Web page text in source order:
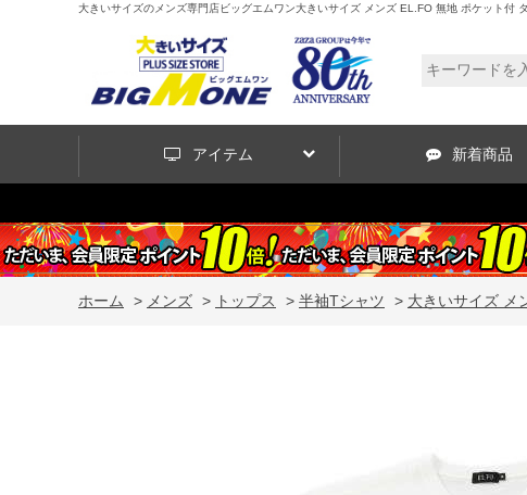
大きいサイズのメンズ専門店ビッグエムワン大きいサイズ メンズ EL.FO 無地 ポケット
アイテム 新着商品
ホーム > メンズ > トップス > 半袖Tシャツ > 大きいサイズ メ